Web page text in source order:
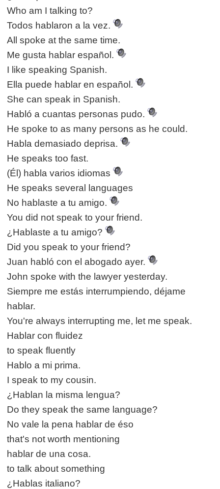
Who am I talking to?
Todos hablaron a la vez.
All spoke at the same time.
Me gusta hablar español.
I like speaking Spanish.
Ella puede hablar en español.
She can speak in Spanish.
Habló a cuantas personas pudo.
He spoke to as many persons as he could.
Habla demasiado deprisa.
He speaks too fast.
(Él) habla varios idiomas
He speaks several languages
No hablaste a tu amigo.
You did not speak to your friend.
¿Hablaste a tu amigo?
Did you speak to your friend?
Juan habló con el abogado ayer.
John spoke with the lawyer yesterday.
Siempre me estás interrumpiendo, déjame
hablar.
You're always interrupting me, let me speak.
Hablar con fluidez
to speak fluently
Hablo a mi prima.
I speak to my cousin.
¿Hablan la misma lengua?
Do they speak the same language?
No vale la pena hablar de éso
that's not worth mentioning
hablar de una cosa.
to talk about something
¿Hablas italiano?